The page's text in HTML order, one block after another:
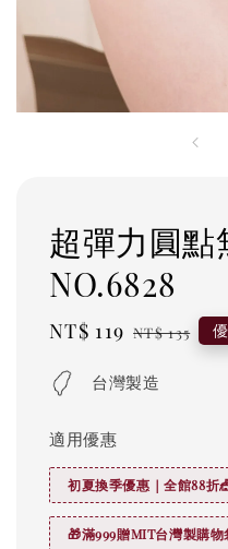
超彈力圓點
NO.6828
Sale
NT$ 119 Regular
NT$ 135
台灣製造
適用優惠
初夏換季優惠｜全館88折
🎁滿999贈MIT台灣製購物